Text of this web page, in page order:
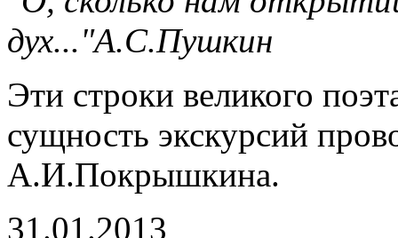
дух..."А.С.Пушкин
Эти строки великого
сущность экскурсий
А.И.Покрышкина.
31.01.2013